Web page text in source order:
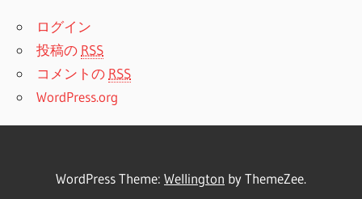
ログイン
投稿の RSS
コメントの RSS
WordPress.org
WordPress Theme: Wellington by ThemeZee.